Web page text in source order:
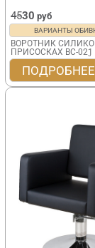
4530 руб
ВАРИАНТЫ
ВОРОТНИК
ПРИСОСКАХ BC-
ПОДРОБНЕЕ